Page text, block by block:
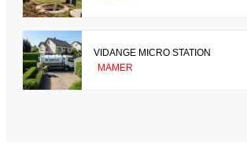
VIDANGE MICRO STATION
MAMER